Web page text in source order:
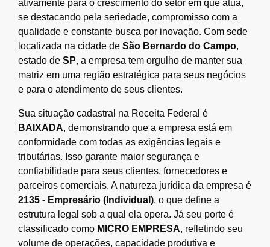
ativamente para o crescimento do setor em que atua,
se destacando pela seriedade, compromisso com a
qualidade e constante busca por inovação. Com sede
localizada na cidade de São Bernardo do Campo,
estado de SP, a empresa tem orgulho de manter sua
matriz em uma região estratégica para seus negócios
e para o atendimento de seus clientes.
Sua situação cadastral na Receita Federal é
BAIXADA, demonstrando que a empresa está em
conformidade com todas as exigências legais e
tributárias. Isso garante maior segurança e
confiabilidade para seus clientes, fornecedores e
parceiros comerciais. A natureza jurídica da empresa é
2135 - Empresário (Individual), o que define a
estrutura legal sob a qual ela opera. Já seu porte é
classificado como MICRO EMPRESA, refletindo seu
volume de operações, capacidade produtiva e